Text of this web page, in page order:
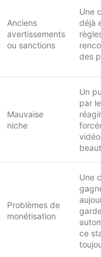
Anciens
avertissements
ou sanctions
Une
déjà
des
Mauvaise
niche
Un
par
Problèmes de
monétisation
Une
ce